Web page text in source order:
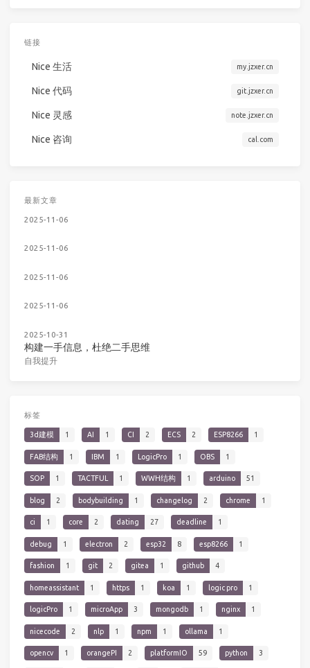
链接
Nice 生活 my.jzxer.cn
Nice 代码 git.jzxer.cn
Nice 灵感 note.jzxer.cn
Nice 咨询 cal.com
最新文章
2025-11-06
2025-11-06
2025-11-06
2025-11-06
2025-10-31
构建一手信息，杜绝二手思维
自我提升
标签
3d建模 1 AI 1 CI 2 ECS 2 ESP8266 1
FAB结构 1 IBM 1 LogicPro 1 OBS 1
SOP 1 TACTFUL 1 WWH结构 1 arduino 51
blog 2 bodybuilding 1 changelog 2 chrome 1
ci 1 core 2 dating 27 deadline 1
debug 1 electron 2 esp32 8 esp8266 1
fashion 1 git 2 gitea 1 github 4
homeassistant 1 https 1 koa 1 logic pro 1
logicPro 1 microApp 3 mongodb 1 nginx 1
nicecode 2 nlp 1 npm 1 ollama 1
opencv 1 orangePI 2 platformIO 59 python 3